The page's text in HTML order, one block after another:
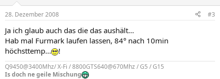
28. Dezember 2008 #3
Ja ich glaub auch das die das aushält...
Hab mal Furmark laufen lassen, 84° nach 10min
höchsttemp...
!
Q9450@3400Mhz/ X-Fi / 8800GTS640@670Mhz / G5 / G15
Is doch ne geile Mischung